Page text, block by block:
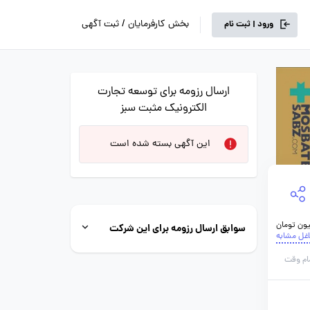
ورود | ثبت نام بخش کارفرمایان / ثبت آگهی
مشابه
وقت
ارسال رزومه برای توسعه تجارت
الکترونیک مثبت سبز
این آگهی بسته شده است
سوابق ارسال رزومه برای این شرکت